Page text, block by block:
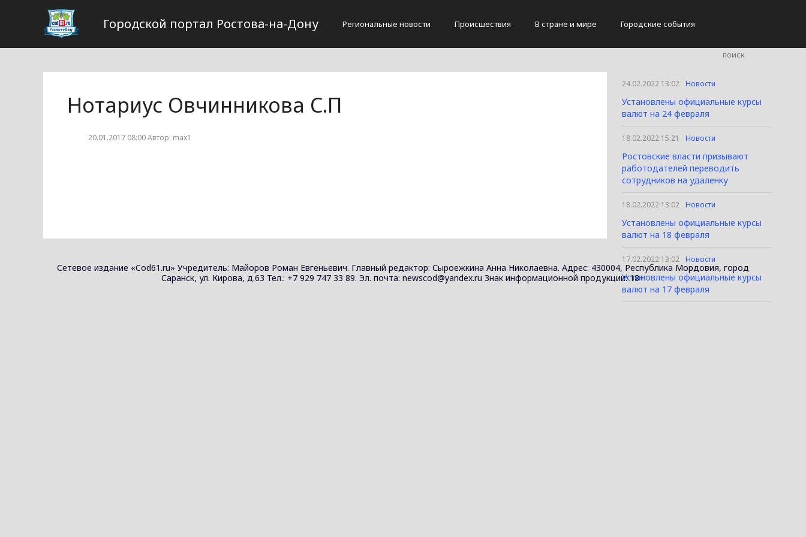
Городской портал Ростова-на-Дону Региональные новости Происшествия В стране и мире Городские события
Нотариус Овчинникова С.П
20.01.2017 08:00 Автор: max1
24.02.2022 13:02 Новости
Установлены официальные курсы
валют на 24 февраля
18.02.2022 15:21 Новости
Ростовские власти призывают
работодателей переводить
сотрудников на удаленку
18.02.2022 13:02 Новости
Установлены официальные курсы
валют на 18 февраля
17.02.2022 13:02 Новости
Установлены официальные курсы
валют на 17 февраля
Сетевое издание «Cod61.ru» Учредитель: Майоров Роман Евгеньевич. Главный редактор: Сыроежкина Анна Николаевна. Адрес: 430004, Республика Мордовия, город
Саранск, ул. Кирова, д.63 Тел.: +7 929 747 33 89. Эл. почта: newscod@yandex.ru Знак информационной продукции: 18+